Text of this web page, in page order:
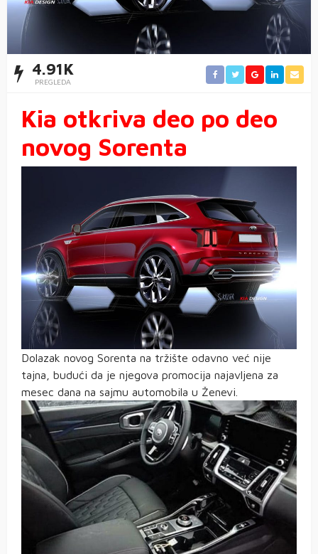
4.91K
PREGLEDA
Kia otkriva deo po deo
novog Sorenta
Dolazak novog Sorenta na tržište odavno već nije
tajna, budući da je njegova promocija najavljena za
mesec dana na sajmu automobila u Ženevi.